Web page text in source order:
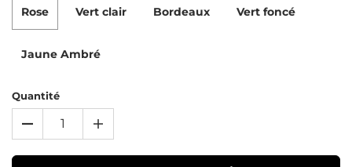
Rose Vert clair Bordeaux Vert foncé
Jaune Ambré
Quantité